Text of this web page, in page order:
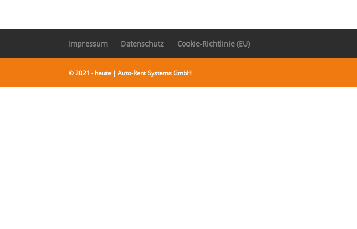
Impressum Datenschutz Cookie-Richtlinie (EU)
© 2021 - heute | Auto-Rent Systems GmbH